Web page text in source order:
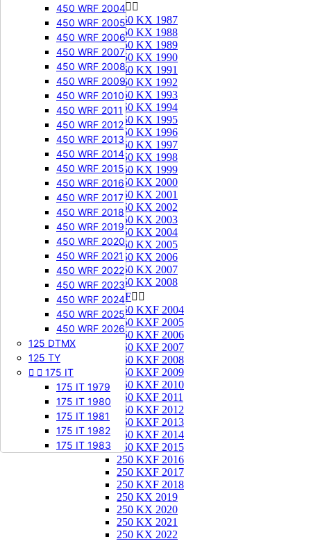
450 WRF 2004
450 WRF 2005
450 WRF 2006
450 WRF 2007
450 WRF 2008
450 WRF 2009
450 WRF 2010
450 WRF 2011
450 WRF 2012
450 WRF 2013
450 WRF 2014
450 WRF 2015
450 WRF 2016
450 WRF 2017
450 WRF 2018
450 WRF 2019
450 WRF 2020
450 WRF 2021
450 WRF 2022
450 WRF 2023
450 WRF 2024
450 WRF 2025
450 WRF 2026
125 DTMX
125 TY
  175 IT
175 IT 1979
175 IT 1980
175 IT 1981
175 IT 1982
175 IT 1983
250 KX 
250 KX 1987
250 KX 1988
250 KX 1989
250 KX 1990
250 KX 1991
250 KX 1992
250 KX 1993
250 KX 1994
250 KX 1995
250 KX 1996
250 KX 1997
250 KX 1998
250 KX 1999
250 KX 2000
250 KX 2001
250 KX 2002
250 KX 2003
250 KX 2004
250 KX 2005
250 KX 2006
250 KX 2007
250 KX 2008
250 KXF 
250 KXF 2004
250 KXF 2005
250 KXF 2006
250 KXF 2007
250 KXF 2008
250 KXF 2009
250 KXF 2010
250 KXF 2011
250 KXF 2012
250 KXF 2013
250 KXF 2014
250 KXF 2015
250 KXF 2016
250 KXF 2017
250 KXF 2018
250 KX 2019
250 KX 2020
250 KX 2021
250 KX 2022